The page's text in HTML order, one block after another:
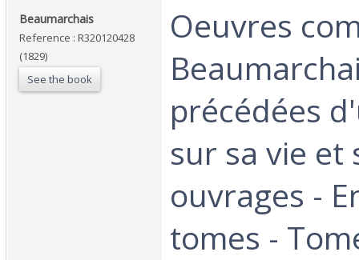
‎Beaumarchais‎
Reference : R320120428
(1829)
See the book
‎Oeuvres
précédées
sur sa vie et
ouvrages -
tomes -